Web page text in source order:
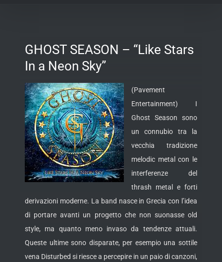
GHOST SEASON – “Like Stars
In a Neon Sky”
(Pavement
Entertainment) I
Ghost Season sono
un connubio tra la
vecchia tradizione
melodic metal con le
interferenze del
thrash metal e forti
derivazioni moderne. La band nasce in Grecia con l’idea
di portare avanti un progetto che non suonasseold
style, ma quanto meno invaso da tendenze attuali.
Queste ultime sono disparate, per esempio una sottile
vena Disturbed si riesce a percepire in un paio di canzoni,